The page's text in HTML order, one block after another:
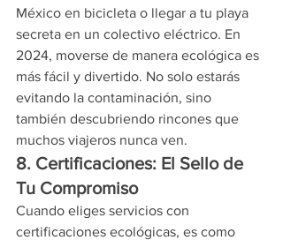
México en bicicleta o llegar a tu playa
secreta en un colectivo eléctrico. En
2024, moverse de manera ecológica es
más fácil y divertido. No solo estarás
evitando la contaminación, sino
también descubriendo rincones que
muchos viajeros nunca ven.
8. Certificaciones: El Sello de
Tu Compromiso
Cuando eliges servicios con
certificaciones ecológicas, es como